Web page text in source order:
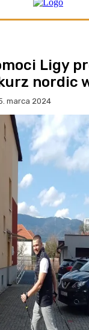
Ligy
nordic
marca 2024